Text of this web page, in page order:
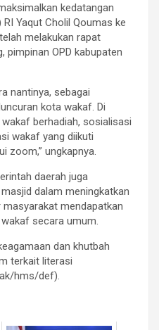
kedatangan
Yaqut Cholil Qoumas ke
melakukan rapat
pimpinan OPD kabupaten
nantinya, sebagai
kota wakaf. Di
berhadiah, sosialisasi
wakaf yang diikuti
zoom,” ungkapnya.
daerah juga
dalam meningkatkan
mendapatkan
secara umum.
dan khutbah
terkait literasi
hms/def).